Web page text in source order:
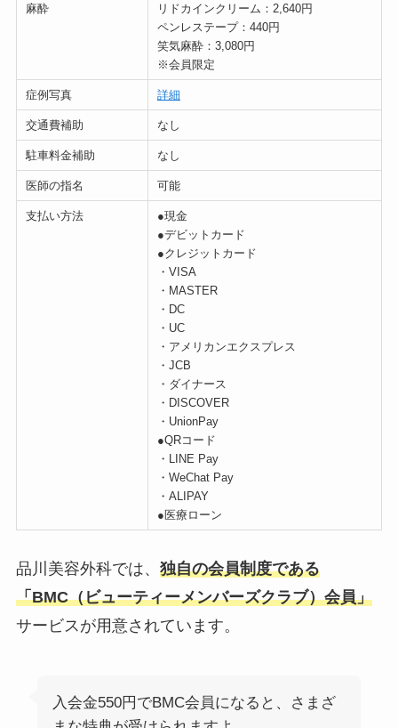
麻酔
リドカインクリーム：2,640円
ペンレステープ：440円
笑気麻酔：3,080円
※会員限定
症例写真 詳細
交通費補助 なし
駐車料金補助 なし
医師の指名 可能
支払い方法
●現金
●デビットカード
●クレジットカード
・VISA
・MASTER
・DC
・UC
・アメリカンエクスプレス
・JCB
・ダイナース
・DISCOVER
・UnionPay
●QRコード
・LINE Pay
・WeChat Pay
・ALIPAY
●医療ローン
品川美容外科では、 独自の会員制度である
「BMC（ビューティーメンバーズクラブ）会員」
サービスが用意されています。
入会金550円でBMC会員になると、さまざ